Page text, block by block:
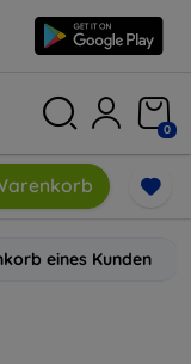
0
eines Kunden